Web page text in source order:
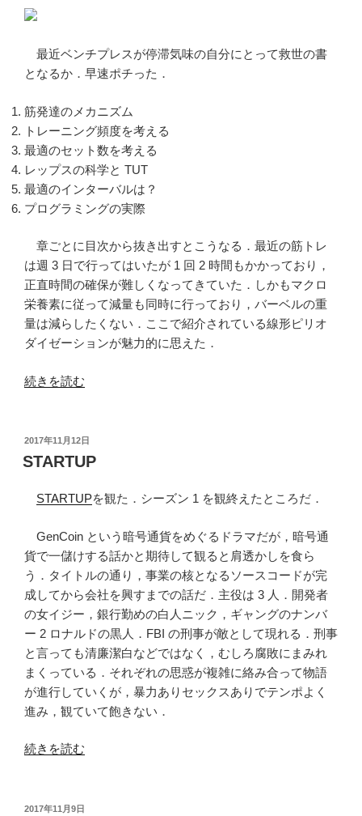
最近ベンチプレスが停滞気味の自分にとって救世の書
となるか．早速ポチった．
筋発達のメカニズム
トレーニング頻度を考える
最適のセット数を考える
レップスの科学と TUT
最適のインターバルは？
プログラミングの実際
章ごとに目次から抜き出すとこうなる．最近の筋トレ
は週 3 日で行ってはいたが 1 回 2 時間もかかっており，
正直時間の確保が難しくなってきていた．しかもマクロ
栄養素に従って減量も同時に行っており，バーベルの重
量は減らしたくない．ここで紹介されている線形ピリオ
ダイゼーションが魅力的に思えた．
“線
リ
オ
シ
ョ
ン”
の
続きを読む
投
稿
日:
2017年11月12日
STARTUP
STARTUPを観た．シーズン 1 を観終えたところだ．
GenCoin という暗号通貨をめぐるドラマだが，暗号通
貨で一儲けする話かと期待して観ると肩透かしを食ら
う．タイトルの通り，事業の核となるソースコードが完
成してから会社を興すまでの話だ．主役は 3 人．開発者
の女イジー，銀行勤めの白人ニック，ギャングのナンバ
ー 2 ロナルドの黒人．FBI の刑事が敵として現れる．刑事
と言っても清廉潔白などではなく，むしろ腐敗にまみれ
まくっている．それぞれの思惑が複雑に絡み合って物語
が進行していくが，暴力ありセックスありでテンポよく
進み，観ていて飽きない．
“STARTUP”
続きを読む
投
2017年11月9日